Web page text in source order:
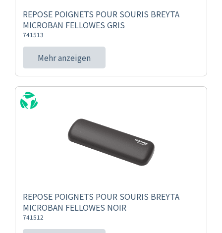
REPOSE POIGNETS POUR SOURIS BREYTA
MICROBAN FELLOWES GRIS
741513
Mehr anzeigen
REPOSE POIGNETS POUR SOURIS BREYTA
MICROBAN FELLOWES NOIR
741512